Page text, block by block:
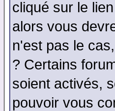
cliqué sur le lien
alors vous
n'est pas le
? Certains
soient activés,
pouvoir vous